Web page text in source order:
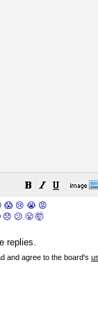
😱 😢 😭 😡
😞 😕 😤 🤯
replies.
and agree to the board's